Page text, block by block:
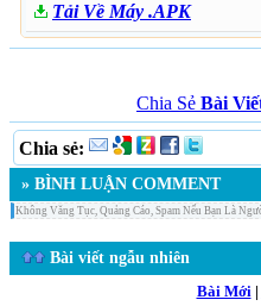
Tải Về Máy .APK
Chia Sẻ Bài
Chia sẻ:
» BÌNH LUẬN COMMENT
Không Văng Tục, Quảng Cáo, Spam Nếu Bạn Là
Bài viết ngẫu nhiên
Bài Mới|